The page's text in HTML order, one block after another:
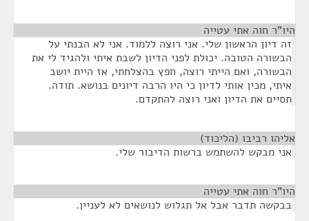
היו"ר חוה אתי עטייה
זה דיון הראשון שלי. אני רוצה ללמוד. אני לא הבנתי על
הבשורה הטובה. יכולת לפני הדיון לשבת איתי ולהגיד לי את
הבשורה, ואם הייתי רוצה, חפץ בהצלחתי, אז היית יושב
איתי, מכין אותי לדיון כי היו הרבה דיונים בנושא. תודה.
תסיים את הדיון ואני רוצה להתקדם.
אליהו רביבו (הליכוד)
אני מבקש להשתמש ברשות הדיבור שלי.
היו"ר חוה אתי עטייה
בבקשה תדבר אבל אל תגלוש לנושאים לא לעניין.